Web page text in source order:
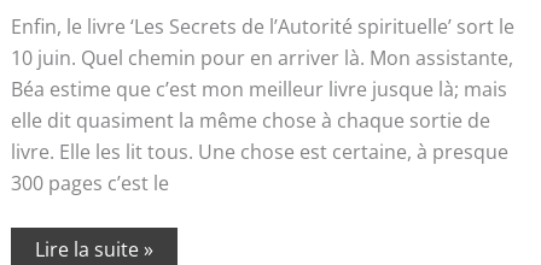
Enfin, le livre ‘Les Secrets de l’Autorité spirituelle’ sort le
10 juin. Quel chemin pour en arriver là. Mon assistante,
Béa estime que c’est mon meilleur livre jusque là; mais
elle dit quasiment la même chose à chaque sortie de
livre. Elle les lit tous. Une chose est certaine, à presque
300 pages c’est le
Lire la suite »